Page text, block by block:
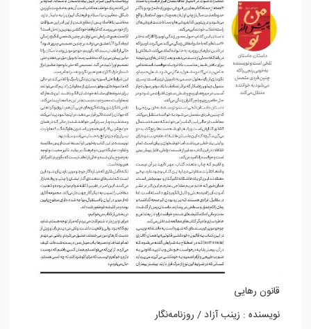
قانون رهایی
نویسنده : زینب آزاد / روزنامه‌نگار